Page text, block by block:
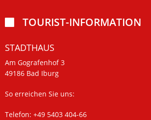
TOURIST-INFORMATION
STADTHAUS
Am Gografenhof 3
49186 Bad Iburg
So erreichen Sie uns:
Telefon: +49 5403 404-66